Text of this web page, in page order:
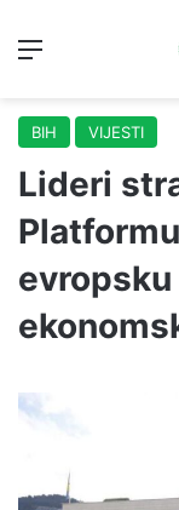
BIH VIJESTI
Lideri